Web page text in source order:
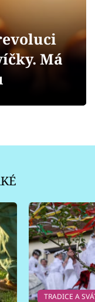
Má
TRADICE A